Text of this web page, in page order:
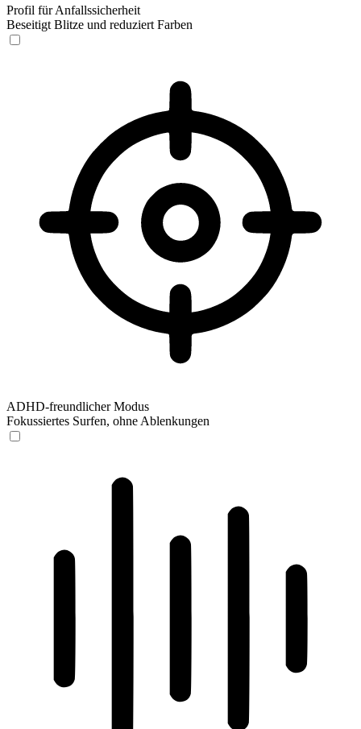
Profil für Anfallssicherheit
Beseitigt Blitze und reduziert Farben
ADHD-freundlicher Modus
Fokussiertes Surfen, ohne Ablenkungen